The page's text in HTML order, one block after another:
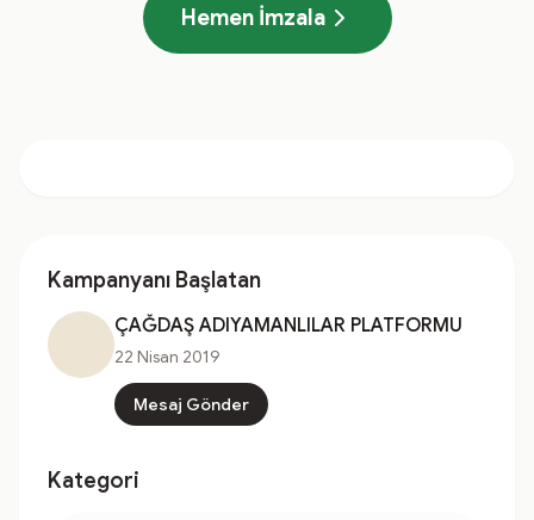
Hemen İmzala
Kampanyanı Başlatan
ÇAĞDAŞ ADIYAMANLILAR PLATFORMU
22 Nisan 2019
Mesaj Gönder
Kategori